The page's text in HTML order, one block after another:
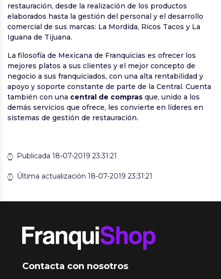
restauración, desde la realización de los productos
elaborados hasta la gestión del personal y el desarrollo
comercial de sus marcas: La Mordida, Ricos Tacos y La
Iguana de Tijuana.
La filosofía de Mexicana de Franquicias es ofrecer los
mejores platos a sus clientes y el mejor concepto de
negocio a sus franquiciados, con una alta rentabilidad y
apoyo y soporte constante de parte de la Central. Cuenta
también con una central de compras que, unido a los
demás servicios que ofrece, les convierte en líderes en
sistemas de gestión de restauración.
Publicada 18-07-2019 23:31:21
Última actualización 18-07-2019 23:31:21
Contacta con nosotros